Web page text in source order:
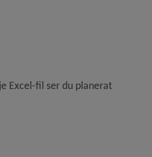
Excel-fil ser du planerat
i nytt fönster.